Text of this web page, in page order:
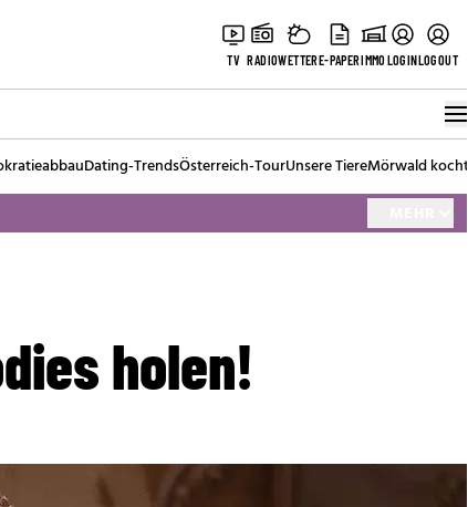
TV RADIOWETTERE-PAPERIMMOLOGINLOGOUT
Dating-TrendsÖsterreich-TourUnsere TiereMörwald kocht
holen!